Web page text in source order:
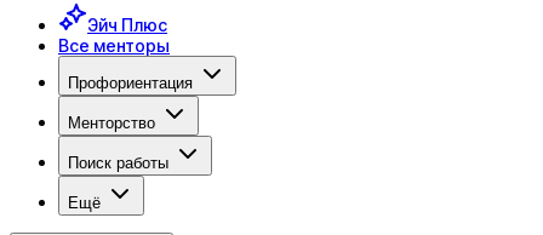
Эйч Плюс
Все менторы
Профориентация
Менторство
Поиск работы
Ещё